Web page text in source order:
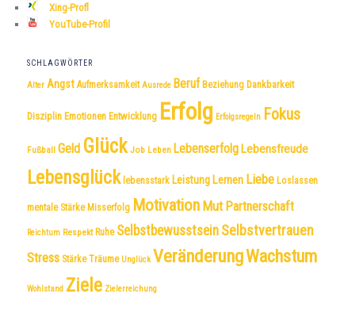
Xing-Profl
YouTube-Profil
SCHLAGWÖRTER
Alter Angst Aufmerksamkeit Ausrede Beruf Beziehung Dankbarkeit
Disziplin Emotionen Entwicklung Erfolg Erfolgsregeln Fokus
Fußball Geld Glück Job Leben Lebenserfolg Lebensfreude
Lebensglück lebensstark Leistung Lernen Liebe Loslassen
mentale Stärke Misserfolg Motivation Mut Partnerschaft
Reichtum Respekt Ruhe Selbstbewusstsein Selbstvertrauen
Stress Stärke Träume Unglück VeränderungWachstum
Wohlstand Ziele Zielerreichung